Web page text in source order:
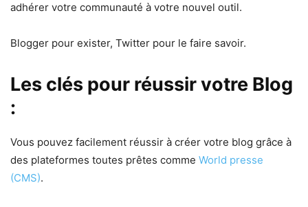
adhérer votre communauté à votre nouvel outil.
Blogger pour exister, Twitter pour le faire savoir.
Les clés pour réussir votre Blog
:
Vous pouvez facilement réussir à créer votre blog grâce à
des plateformes toutes prêtes comme World presse
(CMS).